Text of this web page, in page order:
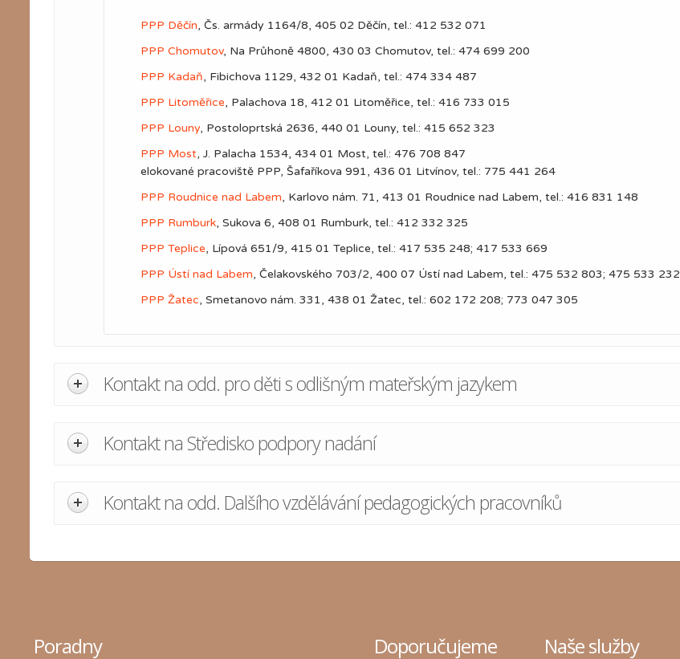
PPP Děčín, Čs. armády 1164/8, 405 02 Děčín, tel.: 412 532 071
PPP Chomutov, Na Průhoně 4800, 430 03 Chomutov, tel.: 474 699 200
PPP Kadaň, Fibichova 1129, 432 01 Kadaň, tel.: 474 334 487
PPP Litoměřice, Palachova 18, 412 01 Litoměřice, tel.: 416 733 015
PPP Louny, Postoloprtská 2636, 440 01 Louny, tel.: 415 652 323
PPP Most, J. Palacha 1534, 434 01 Most, tel.: 476 708 847
elokované pracoviště PPP, Šafaříkova 991, 436 01 Litvínov, tel.: 775 441 264
PPP Roudnice nad Labem, Karlovo nám. 71, 413 01 Roudnice nad Labem, tel.: 416 831 148
PPP Rumburk, Sukova 6, 408 01 Rumburk, tel.: 412 332 325
PPP Teplice, Lípová 651/9, 415 01 Teplice, tel.: 417 535 248; 417 533 669
PPP Ústí nad Labem, Čelakovského 703/2, 400 07 Ústí nad Labem, tel.: 475 532 803; 475 533 232
PPP Žatec, Smetanovo nám. 331, 438 01 Žatec, tel.: 602 172 208; 773 047 305
Kontakt na odd. pro děti s odlišným mateřským jazykem
Kontakt na Středisko podpory nadání
Kontakt na odd. Dalšího vzdělávání pedagogických pracovníků
Poradny Doporučujeme Naše služby